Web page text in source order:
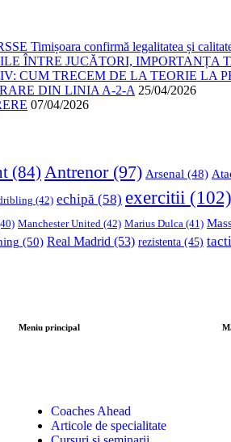
Timișoara confirmă legalitatea și
ÎNTRE JUCĂTORI, IMPORTANȚA
CUM TRECEM DE LA TEORIE LA
DIN LINIA A-2-A 25/04/2026
07/04/2026
(84) Antrenor(97) Arsenal (48)
(42) echipă (58) exercitii (102)
Manchester United (42) Marius Dulca (41)
(50) Real Madrid (53) rezistenta (45)
Meniu principal
Coaches Ahead
Articole de specialitate